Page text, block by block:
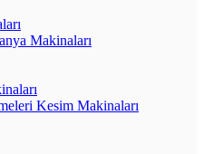
Makinaları
Kesim Makinaları